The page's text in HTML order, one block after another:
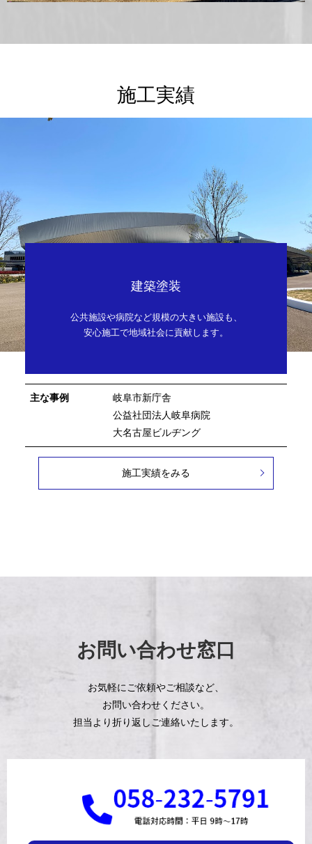
施工実績
建築塗装
公共施設や病院など規模の大きい施設も、
安心施工で地域社会に貢献します。
主な事例
岐阜市新庁舎
公益社団法人岐阜病院
大名古屋ビルヂング
施工実績をみる
お問い合わせ窓口
お気軽にご依頼やご相談など、
お問い合わせください。
担当より折り返しご連絡いたします。